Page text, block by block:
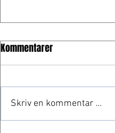
Frogner gjør comeback
Kommentarer
Skriv en kommentar …